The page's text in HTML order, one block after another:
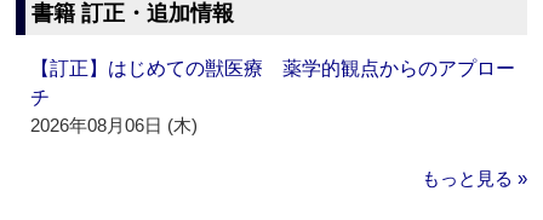
書籍 訂正・追加情報
【訂正】はじめての獣医療 薬学的観点からのアプロー
チ
2026年08月06日 (木)
もっと見る »